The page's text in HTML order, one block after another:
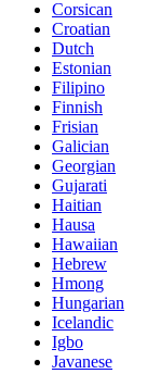
Corsican
Croatian
Dutch
Estonian
Filipino
Finnish
Frisian
Galician
Georgian
Gujarati
Haitian
Hausa
Hawaiian
Hebrew
Hmong
Hungarian
Icelandic
Igbo
Javanese